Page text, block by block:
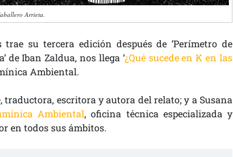
Arrieta.
trae su tercera edición después de ‘Perímetro de
de Iban Zaldua, nos llega ‘¿Qué sucede en K en las
Ambiental.
escritora y autora del relato; y a Susana
Ambiental, oficina técnica especializada y
en todos sus ámbitos.